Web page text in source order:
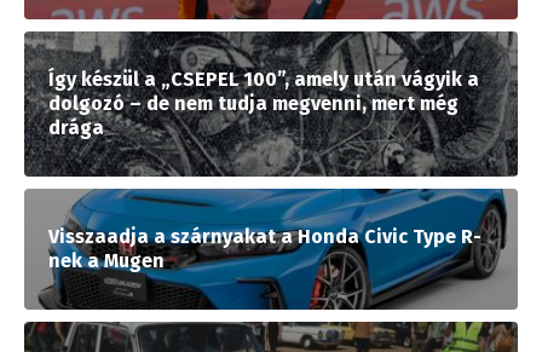
Így készül a „CSEPEL 100”, amely után vágyik a
dolgozó – de nem tudja megvenni, mert még
drága
Visszaadja a szárnyakat a Honda Civic Type R-
nek a Mugen